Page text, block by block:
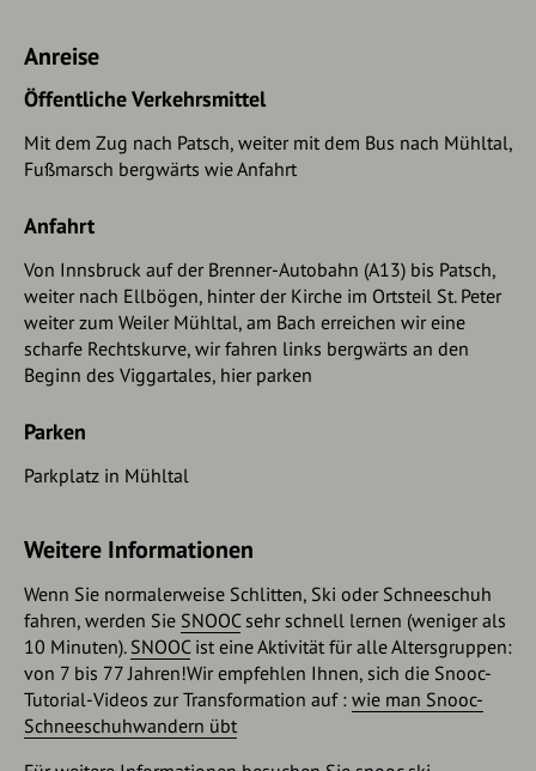
Fahrweise sind auf der gesamten Abfahrt geboten. Nach
Ausgangspunkt.
Anreise
Öffentliche Verkehrsmittel
Mit dem Zug nach Patsch, weiter mit dem Bus nach Mühltal,
Fußmarsch bergwärts wie Anfahrt
Anfahrt
Von Innsbruck auf der Brenner-Autobahn (A13) bis Patsch,
weiter nach Ellbögen, hinter der Kirche im Ortsteil St. Peter
weiter zum Weiler Mühltal, am Bach erreichen wir eine
scharfe Rechtskurve, wir fahren links bergwärts an den
Beginn des Viggartales, hier parken
Parken
Parkplatz in Mühltal
Weitere Informationen
Wenn Sie normalerweise Schlitten, Ski oder Schneeschuh
fahren, werden Sie SNOOCsehr schnell lernen (weniger als
10 Minuten). SNOOCist eine Aktivität für alle Altersgruppen:
von 7 bis 77 Jahren!Wir empfehlen Ihnen, sich die Snooc-
Tutorial-Videos zur Transformation auf : wie man Snooc-
Schneeschuhwandern übt